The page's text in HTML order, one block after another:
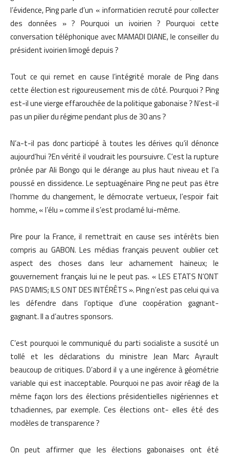
l’évidence, Ping parle d’un « informaticien recruté pour collecter
des données » ? Pourquoi un ivoirien ? Pourquoi cette
conversation téléphonique avec MAMADI DIANE, le conseiller du
président ivoirien limogé depuis ?
Tout ce qui remet en cause l’intégrité morale de Ping dans
cette élection est rigoureusement mis de côté. Pourquoi ? Ping
est-il une vierge effarouchée de la politique gabonaise ? N’est-il
pas un pilier du régime pendant plus de 30 ans ?
N’a-t-il pas donc participé à toutes les dérives qu’il dénonce
aujourd’hui ?En vérité il voudrait les poursuivre. C’est la rupture
prônée par Ali Bongo qui le dérange au plus haut niveau et l’a
poussé en dissidence. Le septuagénaire Ping ne peut pas être
l’homme du changement, le démocrate vertueux, l’espoir fait
homme, « l’élu » comme il s’est proclamé lui-même.
Pire pour la France, il remettrait en cause ses intérêts bien
compris au GABON. Les médias français peuvent oublier cet
aspect des choses dans leur acharnement haineux; le
gouvernement français lui ne le peut pas. « LES ETATS N’ONT
PAS D’AMIS; ILS ONT DES INTÉRÊTS ». Ping n’est pas celui qui va
les défendre dans l’optique d’une coopération gagnant-
gagnant. Il a d’autres sponsors.
C’est pourquoi le communiqué du parti socialiste a suscité un
tollé et les déclarations du ministre Jean Marc Ayrault
beaucoup de critiques. D’abord il y a une ingérence à géométrie
variable qui est inacceptable. Pourquoi ne pas avoir réagi de la
même façon lors des élections présidentielles nigériennes et
tchadiennes, par exemple. Ces élections ont- elles été des
modèles de transparence ?
On peut affirmer que les élections gabonaises ont été